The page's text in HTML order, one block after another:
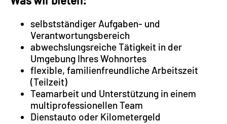
selbstständiger Aufgaben- und
Verantwortungsbereich
abwechslungsreiche Tätigkeit in der
Umgebung Ihres Wohnortes
flexible, familienfreundliche Arbeitszeit
(Teilzeit)
Teamarbeit und Unterstützung in einem
multiprofessionellen Team
Dienstauto oder Kilometergeld